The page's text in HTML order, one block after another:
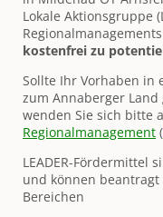
Lokale Aktionsgruppe
kostenfrei zu
Sollte Ihr Vorhaben in
zum Annaberger
wenden Sie sich bitte
Regionalmanagement (
LEADER-Fördermittel
und können
Bereichen